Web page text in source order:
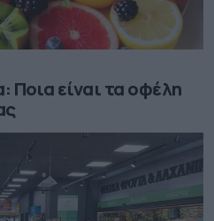
Ποια είναι τα οφέλη